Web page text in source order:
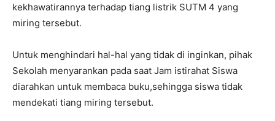
kekhawatirannya terhadap tiang listrik SUTM 4 yang
miring tersebut.
Untuk menghindari hal-hal yang tidak di inginkan, pihak
Sekolah menyarankan pada saat Jam istirahat Siswa
diarahkan untuk membaca buku,sehingga siswa tidak
mendekati tiang miring tersebut.